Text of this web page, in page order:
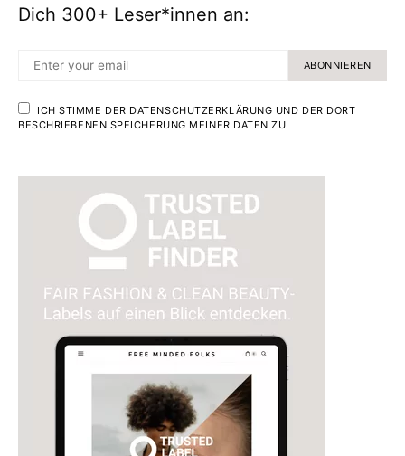
Dich 300+ Leser*innen an:
ABONNIEREN
ICH STIMME DER DATENSCHUTZERKLÄRUNG UND DER DORT
BESCHRIEBENEN SPEICHERUNG MEINER DATEN ZU